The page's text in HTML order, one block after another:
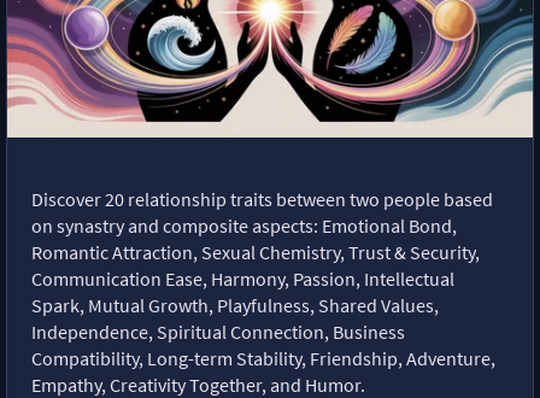
Discover 20 relationship traits between two people based
on synastry and composite aspects: Emotional Bond,
Romantic Attraction, Sexual Chemistry, Trust & Security,
Communication Ease, Harmony, Passion, Intellectual
Spark, Mutual Growth, Playfulness, Shared Values,
Independence, Spiritual Connection, Business
Compatibility, Long-term Stability, Friendship, Adventure,
Empathy, Creativity Together, and Humor.